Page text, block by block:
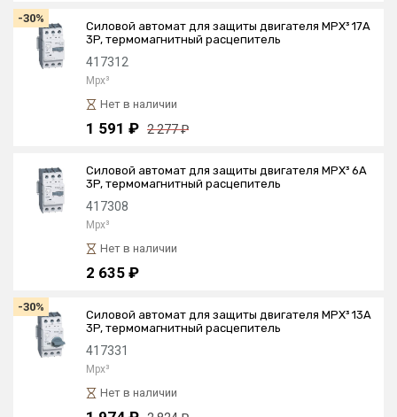
-30%
Силовой автомат для защиты двигателя MPX³ 17А
3P, термомагнитный расцепитель
417312
Mpx³
Нет в наличии
1 591 ₽ 2 277 ₽
Силовой автомат для защиты двигателя MPX³ 6А
3P, термомагнитный расцепитель
417308
Mpx³
Нет в наличии
2 635 ₽
-30%
Силовой автомат для защиты двигателя MPX³ 13А
3P, термомагнитный расцепитель
417331
Mpx³
Нет в наличии